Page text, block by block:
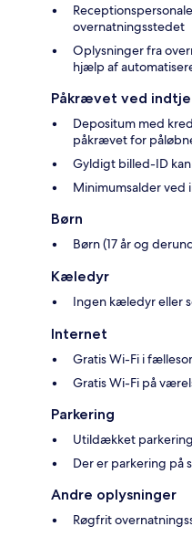
overnatningsstedet
Oplysninger fra
hjælp af
Påkrævet ved
Depositum med
påkrævet for
Gyldigt billed-ID
Minimumsalder ved
Børn
Børn (17 år og
Kæledyr
Ingen kæledyr eller
Internet
Gratis Wi-Fi i
Gratis Wi-Fi på
Parkering
Utildækket
Der er parkering på
Andre oplysninger
Røgfrit